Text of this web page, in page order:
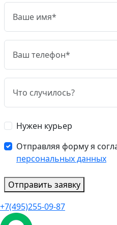
Нужен курьер
Отправляя форму я
персональных данных
Отправить заявку
+7(495)255-09-87